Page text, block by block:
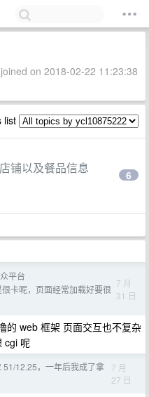
on 2018-02-22 11:23:38
list
铺以及餐品信息
6
平台
卡呢，页面经常加载好要很
7 月
31 日
的 web 框架 页面交互也不复杂
cgi 呢
51/12.25，一年后我成了拿
7 月
27 日